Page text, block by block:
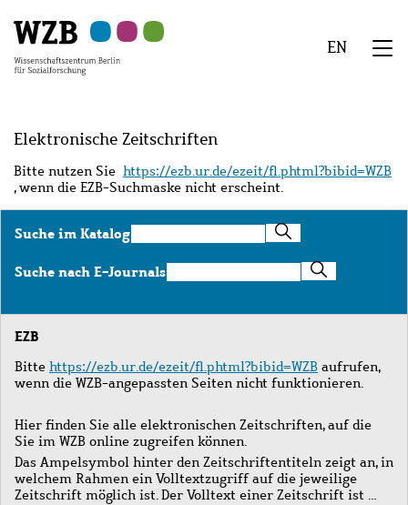
Hauptinhalt
springen
Navigation
springen
Suche
springen
Sekundärnavigation
springen
Fußzeile
springen
EN
Elektronische Zeitschriften
Bitte nutzen Sie https://ezb.ur.de/ezeit/fl.phtml?bibid=WZB
, wenn die EZB-Suchmaske nicht erscheint.
Suche im KatalogSuche
im
Katalog
Suche nach E-JournalsSuche
nach
Journals
EZB
Bitte https://ezb.ur.de/ezeit/fl.phtml?bibid=WZB aufrufen,
wenn die WZB-angepassten Seiten nicht funktionieren.
Hier finden Sie alle elektronischen Zeitschriften, auf die
Sie im WZB online zugreifen können.
Das Ampelsymbol hinter den Zeitschriftentiteln zeigt an, in
welchem Rahmen ein Volltextzugriff auf die jeweilige
Zeitschrift möglich ist. Der Volltext einer Zeitschrift ist …